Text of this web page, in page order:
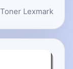
Toner Lexmark